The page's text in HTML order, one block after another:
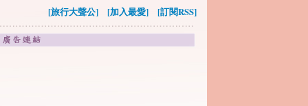
[旅行大聲公] [加入最愛] [訂閱RSS]